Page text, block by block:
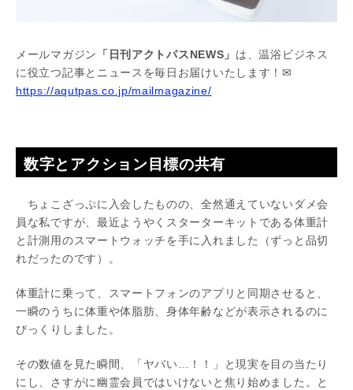
メールマガジン 「日刊アクトパスNEWS」 は、温浴ビジネス
に役立つ記事とニュースを毎日お届けいたします！✉
https://aqutpas.co.jp/mailmagazine/
数字とアクション目標の共有
ちょこざっぷに入会したものの、全然通えていないダメ会
員な私ですが、最近ようやくスターターキットである体重計
と計測用のスマートウォッチを手に入れました（ずっと品切
れだったのです）。
体重計に乗って、スマートフォンのアプリと同期させると、
一瞬のうちに体重や体脂肪、身体年齢などが表示されるのに
びっくりしました。
その数値を見た瞬間、「ヤバい…！！」と現実を目の当たり
にし、さすがに幽霊会員ではいけないと焦り始めました。と